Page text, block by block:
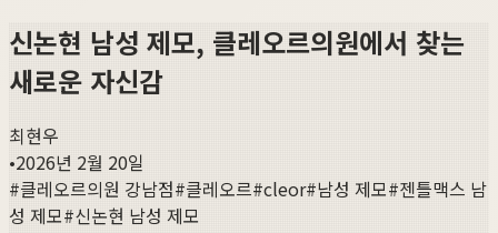
신논현 남성 제모, 클레오르의원에서 찾는
새로운 자신감
최현우
•2026년 2월 20일
#클레오르의원 강남점#클레오르#cleor#남성 제모#젠틀맥스 남
성 제모#신논현 남성 제모